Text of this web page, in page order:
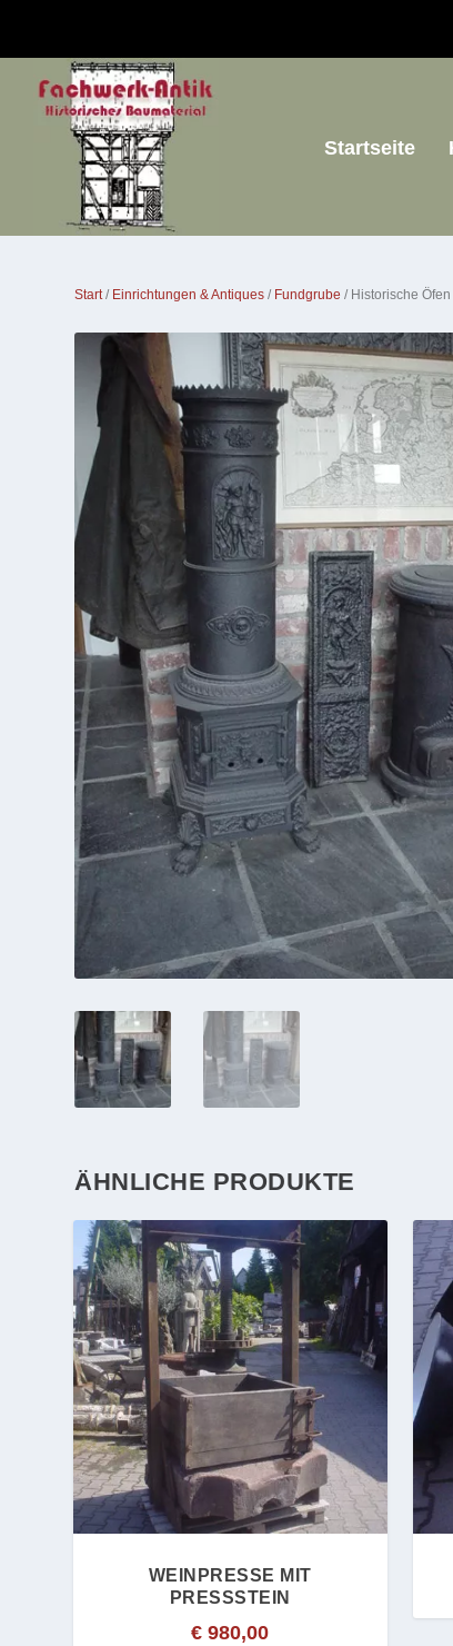
Startseite
Start/ Einrichtungen & Antiques / Fundgrube / Historische Öfen
ÄHNLICHE PRODUKTE
WEINPRESSE MIT
PRESSSTEIN
€ 980,00